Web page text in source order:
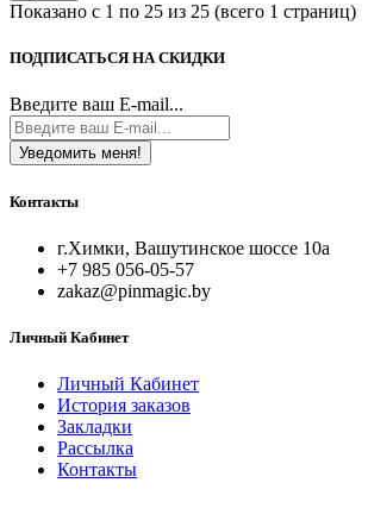
Показано с 1 по 25 из 25 (всего 1 страниц)
ПОДПИСАТЬСЯ НА СКИДКИ
Введите ваш E-mail...
Уведомить меня!
Контакты
г.Химки, Вашутинское шоссе 10а
+7 985 056-05-57
zakaz@pinmagic.by
Личный Кабинет
Личный Кабинет
История заказов
Закладки
Рассылка
Контакты